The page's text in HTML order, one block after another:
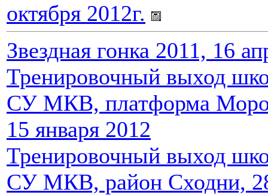
октября 2012г.
Звездная гонка 2011, 16
Тренировочный выход
СУ МКВ, платформа
15 января 2012
Тренировочный выход
СУ МКВ, район Сходни,